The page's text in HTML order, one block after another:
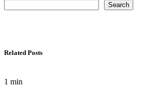
Search
Related Posts
1 min